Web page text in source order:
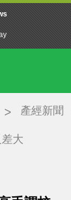
產經新聞
大